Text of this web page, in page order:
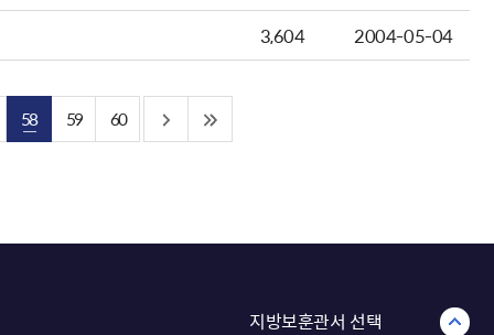
3,604
2004-05-04
58 59 60
지방보훈관서 선택